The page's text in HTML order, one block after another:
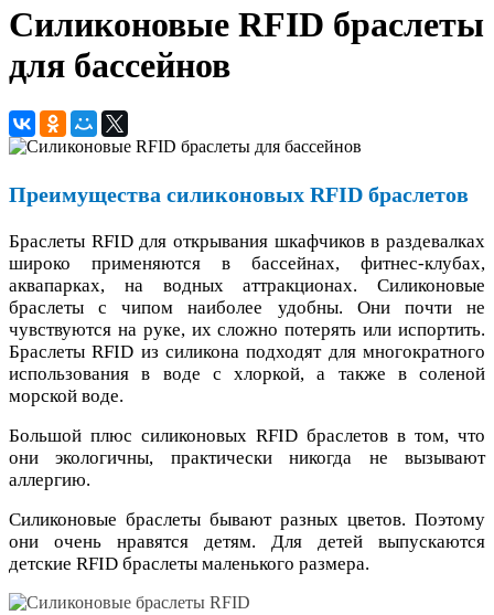
Силиконовые RFID браслеты
для бассейнов
Преимущества силиконовых RFID браслетов
Браслеты RFID для открывания шкафчиков в раздевалках
широко применяются в бассейнах, фитнес-клубах,
аквапарках, на водных аттракционах. Силиконовые
браслеты с чипом наиболее удобны. Они почти не
чувствуются на руке, их сложно потерять или испортить.
Браслеты RFID из силикона подходят для многократного
использования в воде с хлоркой, а также в соленой
морской воде.
Большой плюс силиконовых RFID браслетов в том, что
они экологичны, практически никогда не вызывают
аллергию.
Силиконовые браслеты бывают разных цветов. Поэтому
они очень нравятся детям. Для детей выпускаются
детские RFID браслеты маленького размера.